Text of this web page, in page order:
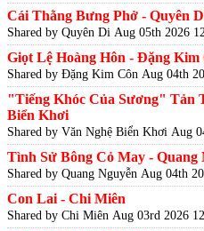
Cái Thằng Bưng Phở - Quyên
Shared by Quyên Di Aug 05th 2026
Giọt Lệ Hoàng Hôn - Đặng Kim
Shared by Đặng Kim Côn Aug 04th
"Tiếng Khóc Của Sương" Tản
Biển Khơi
Shared by Văn Nghệ Biển Khơi Aug
Tình Sử Bông Cỏ May - Quang
Shared by Quang Nguyễn Aug 04th
Con Lai - Chi Miên
Shared by Chi Miên Aug 03rd 2026